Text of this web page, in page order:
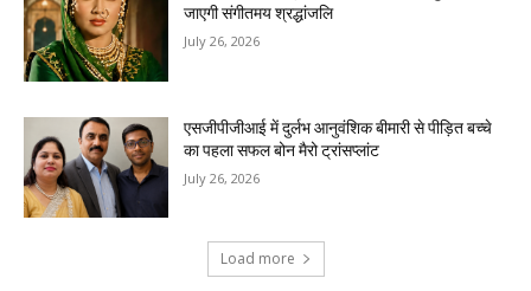
जाएगी संगीतमय श्रद्धांजलि
July 26, 2026
एसजीपीजीआई में दुर्लभ आनुवंशिक बीमारी से पीड़ित बच्चे
का पहला सफल बोन मैरो ट्रांसप्लांट
July 26, 2026
Load more